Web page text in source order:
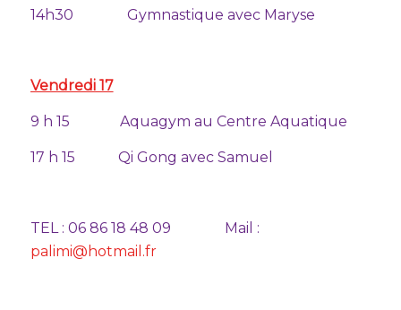
14h30 Gymnastique avec Maryse
Vendredi 17
9 h 15 Aquagym au Centre Aquatique
17 h 15 Qi Gong avec Samuel
TEL : 06 86 18 48 09 Mail :
palimi@hotmail.fr